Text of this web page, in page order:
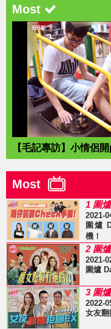
Most
【毛記專訪】小情侶
Most
1 圍
2021-
圍爐
機！
2 圍
2021-
圍爐
3 圍
2022-
女友